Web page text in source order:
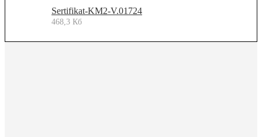
Sertifikat-KM2-V.01724
468,3 Кб